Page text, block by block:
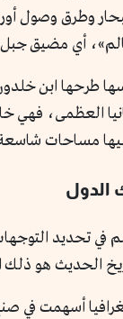
وطرق وصول
أي مضيق جبل
طرحها ابن
العظمى،
مساحات
الدول
في تحديد
الحديث هو ذلك
أسهمت في صنع